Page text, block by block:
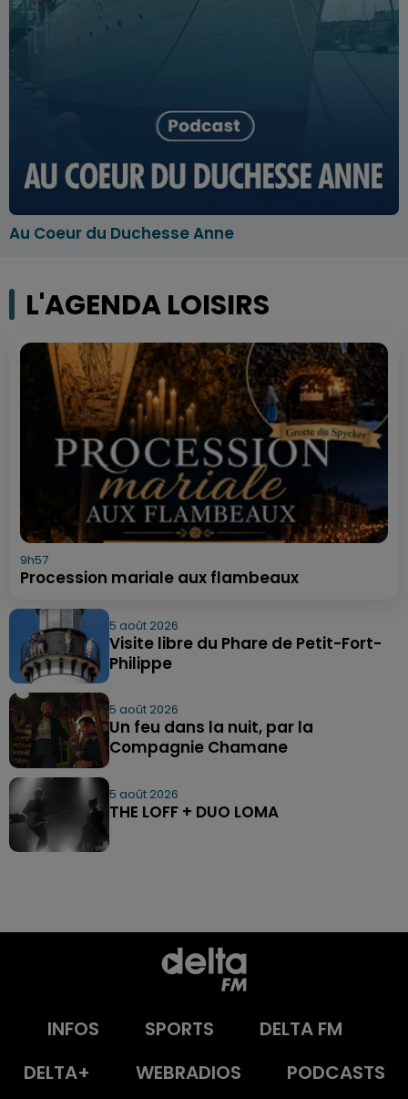
Au Coeur du Duchesse Anne
L'AGENDA LOISIRS
9h57
Procession mariale aux flambeaux
5 août 2026
Visite libre du Phare de Petit-Fort-
Philippe
5 août 2026
Un feu dans la nuit, par la
Compagnie Chamane
5 août 2026
THE LOFF + DUO LOMA
INFOS SPORTS
DELTA FM
DELTA+
WEBRADIOS PODCASTS